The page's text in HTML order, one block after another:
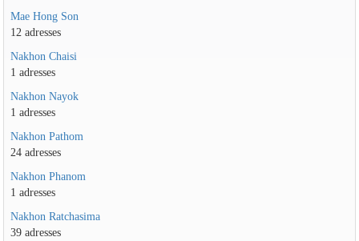
Mae Hong Son
12 adresses
Nakhon Chaisi
1 adresses
Nakhon Nayok
1 adresses
Nakhon Pathom
24 adresses
Nakhon Phanom
1 adresses
Nakhon Ratchasima
39 adresses